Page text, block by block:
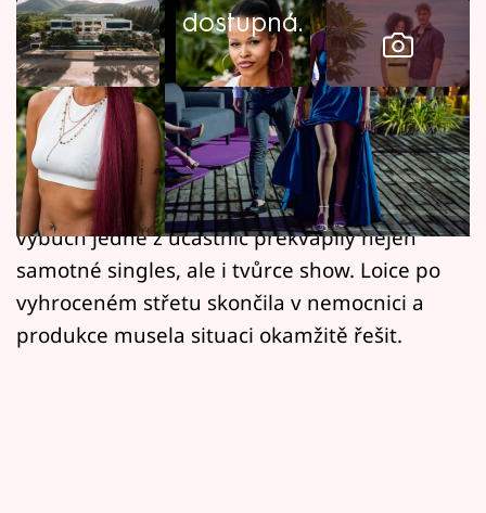
Seriály
Horoskopy
Sledujte prima+
Filmový festival Karlovy Vary
Pořady
Mámy sobě
dostupná.
Viděli jste to? Hned první ceremoniál párování
se proměnil v emoční bouři. Ostrá slova,
napětí mezi soutěžícími a následný emoční
výbuch jedné z účastnic překvapily nejen
samotné singles, ale i tvůrce show. Loice po
vyhroceném střetu skončila v nemocnici a
produkce musela situaci okamžitě řešit.